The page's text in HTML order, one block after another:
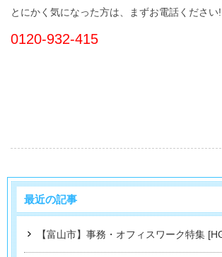
とにかく気になった方は、まずお電話ください
0120-932-415
最近の記事
【富山市】事務・オフィスワーク特集